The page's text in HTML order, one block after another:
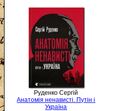
Руденко Сергій
Анатомія ненависті. Путін і
Україна